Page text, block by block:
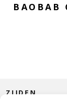
BAOBAB
ZIJDEN